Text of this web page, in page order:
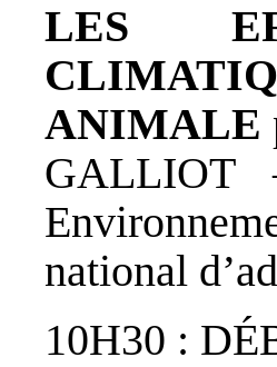
LES
ANIMALE
GALLIOT
national
10H30 :